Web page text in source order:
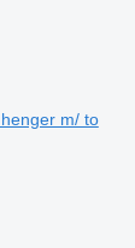
m/ to